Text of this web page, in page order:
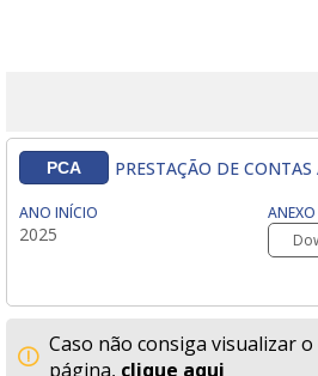
PCA PRESTAÇÃO DE
ANO INÍCIO
2025
ANEXO
Caso não consiga visualizar
página, clique aqui